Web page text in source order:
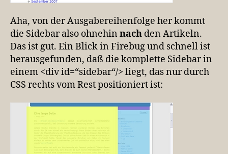
Aha, von der Ausgabereihenfolge her kommt
die Sidebar also ohnehin nach den Artikeln.
Das ist gut. Ein Blick in Firebug und schnell ist
herausgefunden, daß die komplette Sidebar in
einem <div id=“sidebar“/> liegt, das nur durch
CSS rechts vom Rest positioniert ist: